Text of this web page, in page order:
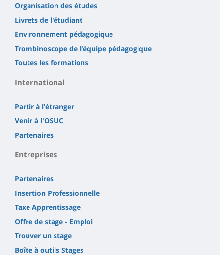
Organisation des études
Livrets de l'étudiant
Environnement pédagogique
Trombinoscope de l'équipe pédagogique
Toutes les formations
International
Partir à l'étranger
Venir à l'OSUC
Partenaires
Entreprises
Partenaires
Insertion Professionnelle
Taxe Apprentissage
Offre de stage - Emploi
Trouver un stage
Boîte à outils Stages